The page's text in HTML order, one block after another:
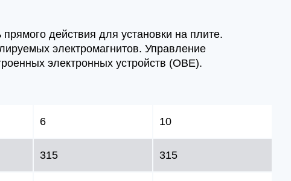
действия для установки на плите.
электромагнитов. Управление
электронных устройств (OBE).
6 10
315 315